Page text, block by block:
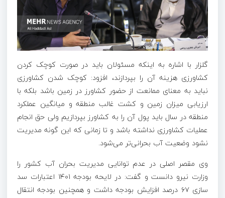
گلزار با اشاره به اینکه مسئولان باید در صورت کوچک کردن
کشاورزی هزینه آن را بپردازند، افزود: کوچک شدن کشاورزی
نباید به معنای ممانعت از حضور کشاورز در زمین باشد بلکه با
ارزیابی میزان زمین و کشت غالب منطقهو میانگین عملکرد
منطقه در سال باید پول آن را به کشاورز بپردازیم ولی حق انجام
عملیات کشاورزی نداشته باشد و تا زمانی که این گونه مدیریت
نشود وضعیت آب بحرانی‌تر می‌شود.
وی مقصر اصلی در عدم توانایی مدیریت بحران آب کشور را
وزارت نیرو دانست و گفت: در لایحهبودجه
۱۴۰۱ اعتبارات سد
سازی ۶۷ درصد افزایش بودجه داشت و همچنین بودجه انتقال